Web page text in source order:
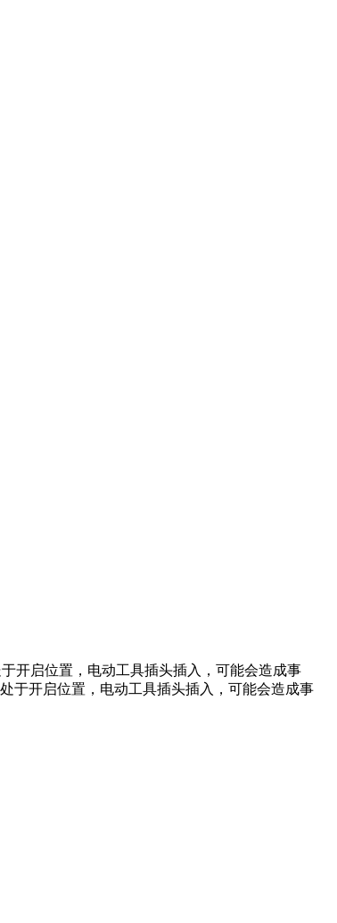
开启位置，电动工具插头插入，可能会造成事
于开启位置，电动工具插头插入，可能会造成事